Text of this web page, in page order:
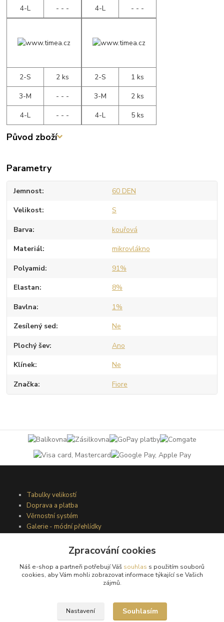
4-L
- - -
4-L
- - -
2-S
2 ks
3-M
- - -
4-L
- - -
2-S
1 ks
3-M
2 ks
4-L
5 ks
Původ zboží
Parametry
Jemnost 60 DEN
Velikost S
Barva kouřová
Materiál mikrovlákno
Polyamid 91%
Elastan 8%
Bavlna 1%
Zesílený sed Ne
Plochý šev Ano
Klínek Ne
Značka Fiore
Tabulky velikostí
Doprava a platba
Věrnostní systém
Galerie - módní přehlídky
Obchodní podmínky
Zpracování cookies
Náš e-shop a partneři potřebují Váš souhlas s použitím souborů
cookies, aby Vám mohli zobrazovat informace týkající se Vašich
zájmů.
Nastavení Souhlasím